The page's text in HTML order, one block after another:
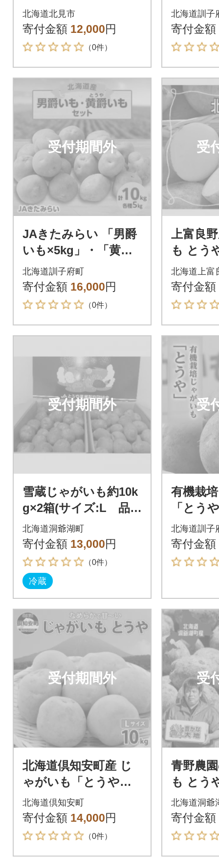
北海道北見市
寄付金額 12,000円
（0件）
北海道訓子
寄付金額
受付期間外
JAきたみらい 「男爵
いも×5kg」・「黄爵
(とうや)いも×5kg」
セット
北海道訓子府町
寄付金額 16,000円
（0件）
受
上富良
も とう
10kg
北海道上富
寄付金額
受付期間外
雪蔵じゃがいも約10k
g×2箱(サイズ:L 品
種:とうや)
北海道洞爺湖町
寄付金額 13,000円
（0件）
冷蔵
受
有機栽
「とう
5kg
北海道訓子
寄付金額
受付期間外
北海道倶知安町産 じ
ゃがいも「とうや」L
サイズ 10kg 馬鈴薯
産地直送
北海道倶知安町
寄付金額 14,000円
（0件）
受
青野農
も とう
10kg 【
旬～12
お届け】
北海道洞爺
寄付金額